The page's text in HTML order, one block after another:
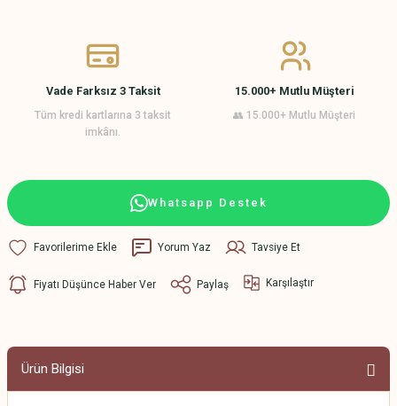
Vade Farksız 3 Taksit
Tüm kredi kartlarına 3 taksit
imkânı.
15.000+ Mutlu Müşteri
👥 15.000+ Mutlu Müşteri
Whatsapp Destek
Yorum Yaz Tavsiye Et
Fiyatı Düşünce Haber Ver Paylaş Karşılaştır
Ürün Bilgisi